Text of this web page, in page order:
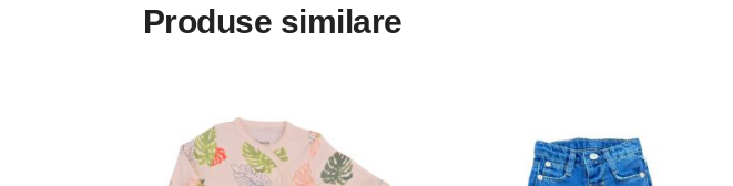
Produse similare